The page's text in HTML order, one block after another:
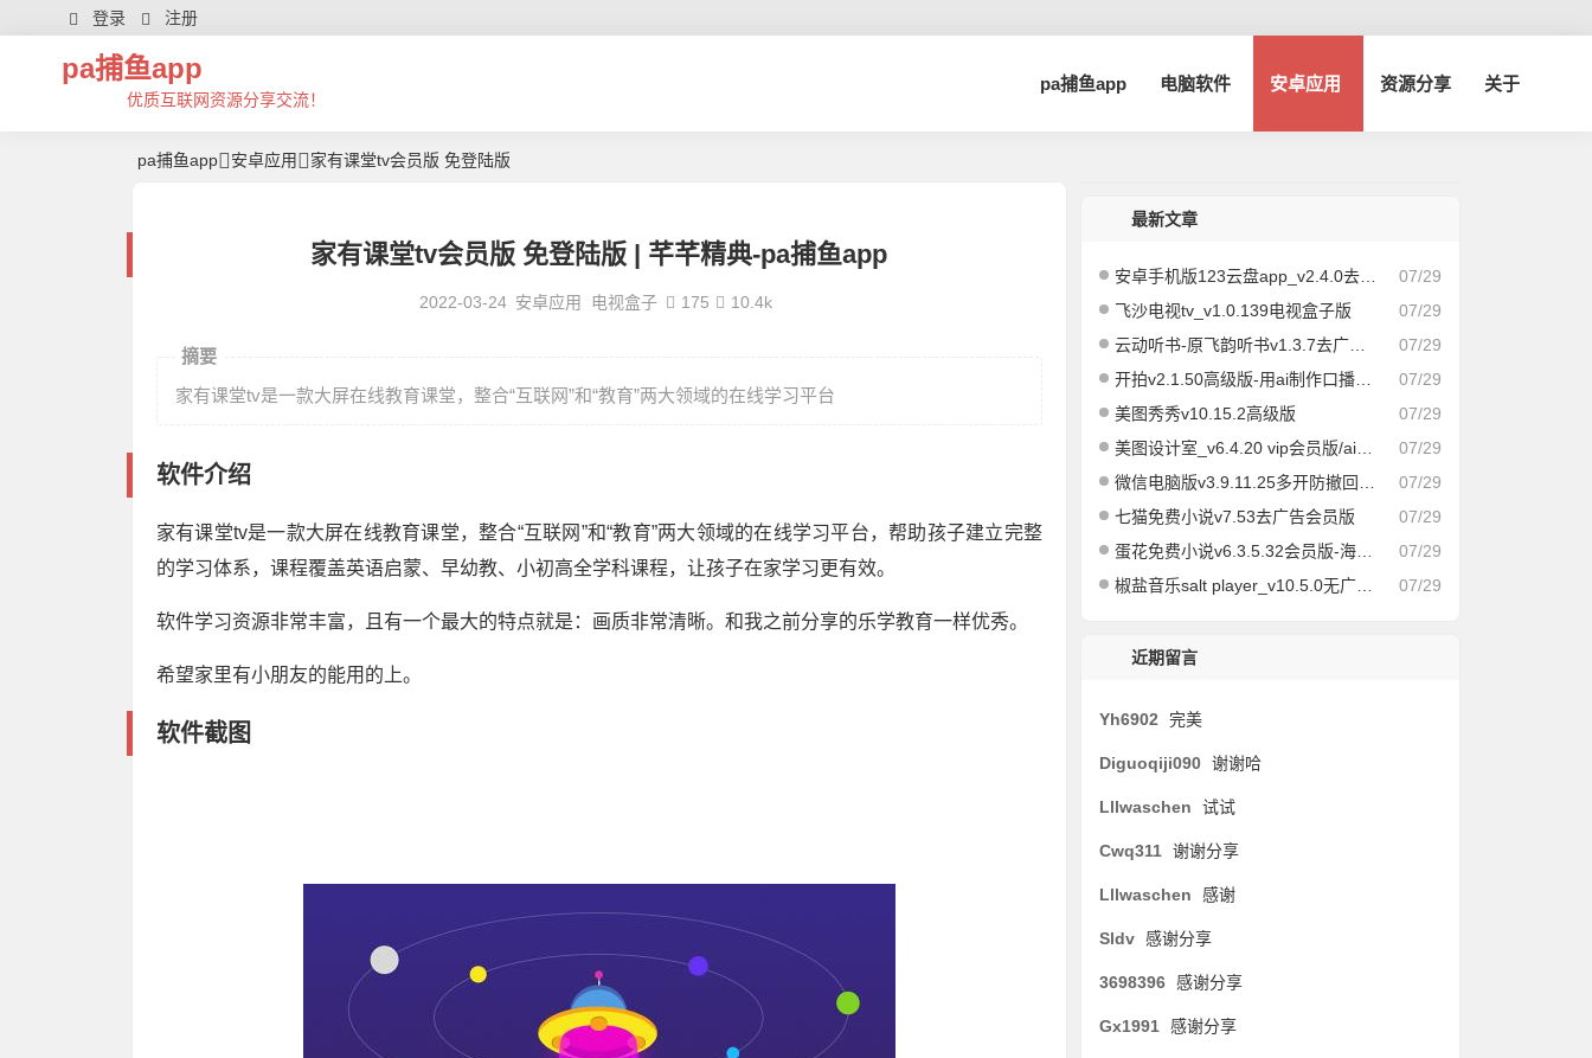
登录 注册
pa捕鱼app
优质互联网资源分享交流！
pa捕鱼app 电脑软件 安卓应用 资源分享 关于
pa捕鱼app 安卓应用 家有课堂tv会员版 免登陆版
家有课堂tv会员版 免登陆版 | 芊芊精典-pa捕鱼app
2022-03-24 安卓应用 电视盒子 175 10.4k
摘要
家有课堂tv是一款大屏在线教育课堂，整合“互联网”和“教育”两大领域的在线学习平台
软件介绍
家有课堂tv是一款大屏在线教育课堂，整合“互联网”和“教育”两大领域的在线学习平台，帮助孩子建立完整
的学习体系，课程覆盖英语启蒙、早幼教、小初高全学科课程，让孩子在家学习更有效。
软件学习资源非常丰富，且有一个最大的特点就是：画质非常清晰。和我之前分享的乐学教育一样优秀。
希望家里有小朋友的能用的上。
软件截图
最新文章
07/29
安卓手机版123云盘app_v2.4.0去广告版
07/29
飞沙电视tv_v1.0.139电视盒子版
07/29
云动听书-原飞韵听书v1.3.7去广告纯净版/海量资源
07/29
开拍v2.1.50高级版-用ai制作口播视频
07/29
美图秀秀v10.15.2高级版
07/29
美图设计室_v6.4.20 vip会员版/ai作图海报编辑
07/29
微信电脑版v3.9.11.25多开防撤回绿色版
07/29
七猫免费小说v7.53去广告会员版
07/29
蛋花免费小说v6.3.5.32会员版-海量免费小说有声小说阅读听书
07/29
椒盐音乐salt player_v10.5.0无广告纯净版
近期留言
Yh6902 完美
Diguoqiji090 谢谢哈
Lllwaschen 试试
Cwq311 谢谢分享
Lllwaschen 感谢
Sldv 感谢分享
3698396 感谢分享
Gx1991 感谢分享